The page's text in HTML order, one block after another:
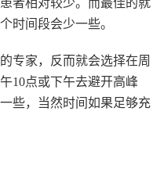
者相对较少。而最佳的就
时间段会少一些。
专家，反而就会选择在周
10点或下午去避开高峰
些，当然时间如果足够充